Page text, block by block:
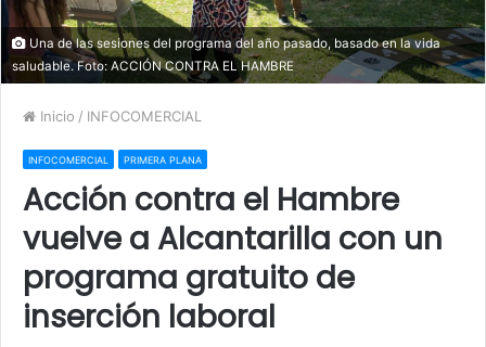
Una de las sesiones del programa del año pasado, basado en la vida
saludable. Foto: ACCIÓN CONTRA EL HAMBRE
Inicio / INFOCOMERCIAL
INFOCOMERCIAL PRIMERA PLANA
Acción contra el Hambre
vuelve a Alcantarilla con un
programa gratuito de
inserción laboral